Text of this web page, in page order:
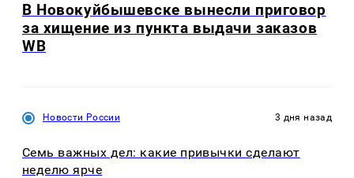
В Новокуйбышевске вынесли приговор
за хищение из пункта выдачи заказов
WB
Новости России 3 дня назад
Семь важных дел: какие привычки сделают
неделю ярче